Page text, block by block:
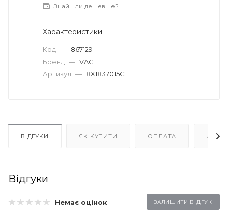
Знайшли дешевше?
Характеристики
Код — 867129
Бренд — VAG
Артикул — 8X1837015C
ВІДГУКИ ЯК КУПИТИ ОПЛАТА
Відгуки
Немає оцінок ЗАЛИШИТИ ВІДГУК